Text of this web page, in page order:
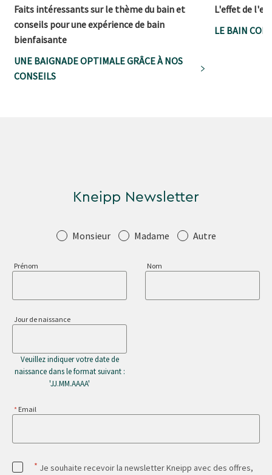
Faits intéressants sur le thème du bain et
conseils pour une expérience de bain
bienfaisante
UNE BAIGNADE OPTIMALE GRÂCE À NOS
CONSEILS
L'effet de
LE BAIN
Kneipp Newsletter
SalutationMonsieur Madame Autre
Prénom Nom
Jour de naissance
Veuillez indiquer votre date de
naissance dans le format suivant :
'JJ.MM.AAAA'
Email
* Je souhaite recevoir la newsletter Kneipp avec des offres,